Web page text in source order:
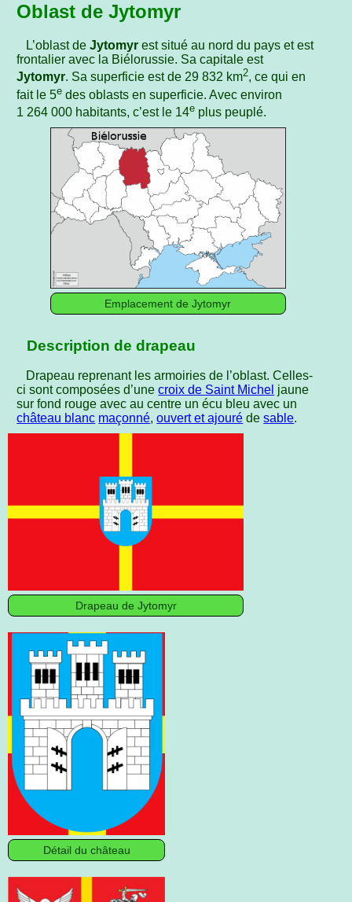
Oblast de Jytomyr
L’oblast de Jytomyrest situé au nord du pays et est
frontalier avec la Biélorussie. Sa capitale est
Jytomyr. Sa superficie est de 29 832 km2, ce qui en
fait le 5e des oblasts en superficie. Avec environ
1 264 000 habitants, c’est le 14e plus peuplé.
Emplacement de Jytomyr
Description de drapeau
Drapeau reprenant les armoiries de l’oblast. Celles-
ci sont composées d’unecroix de Saint Michel jaune
sur fond rouge avec au centre un écu bleu avec un
château blanc maçonné,ouvert et ajouré desable.
Drapeau de Jytomyr
Détail du château